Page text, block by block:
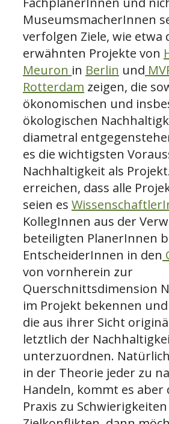
MuseumsmacherInnen
verfolgen Ziele, wie etwa
erwähnten Projekte von
Meuron in Berlin und
Rotterdam zeigen, die
ökonomischen und
ökologischen
diametral
es die wichtigsten
Nachhaltigkeit als
erreichen, dass alle
seien es
KollegInnen aus der
beteiligten PlanerInnen
EntscheiderInnen in den
von vornherein zur
Querschnittsdimension
im Projekt bekennen
die aus ihrer Sicht
letztlich der
unterzuordnen.
in der Theorie jeder zu
Handeln, kommt es aber
Praxis zu